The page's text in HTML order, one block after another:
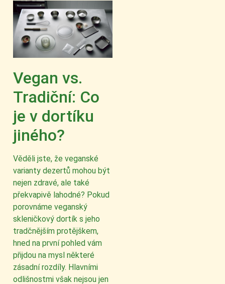
Vegan vs.
Tradiční: Co
je v dortíku
jiného?
Věděli jste, že veganské
varianty dezertů mohou být
nejen zdravé, ale také
překvapivě lahodné? Pokud
porovnáme veganský
skleničkový dortík s jeho
tradčnějším protějškem,
hned na první pohled vám
přijdou na mysl některé
zásadní rozdíly. Hlavními
odlišnostmi však nejsou jen